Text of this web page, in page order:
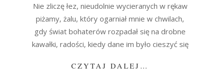
Nie zliczę łez, nieudolnie wycieranych w rękaw
piżamy, żalu, który ogarniał mnie w chwilach,
gdy świat bohaterów rozpadał się na drobne
kawałki, radości, kiedy dane im było cieszyć się
CZYTAJ DALEJ…